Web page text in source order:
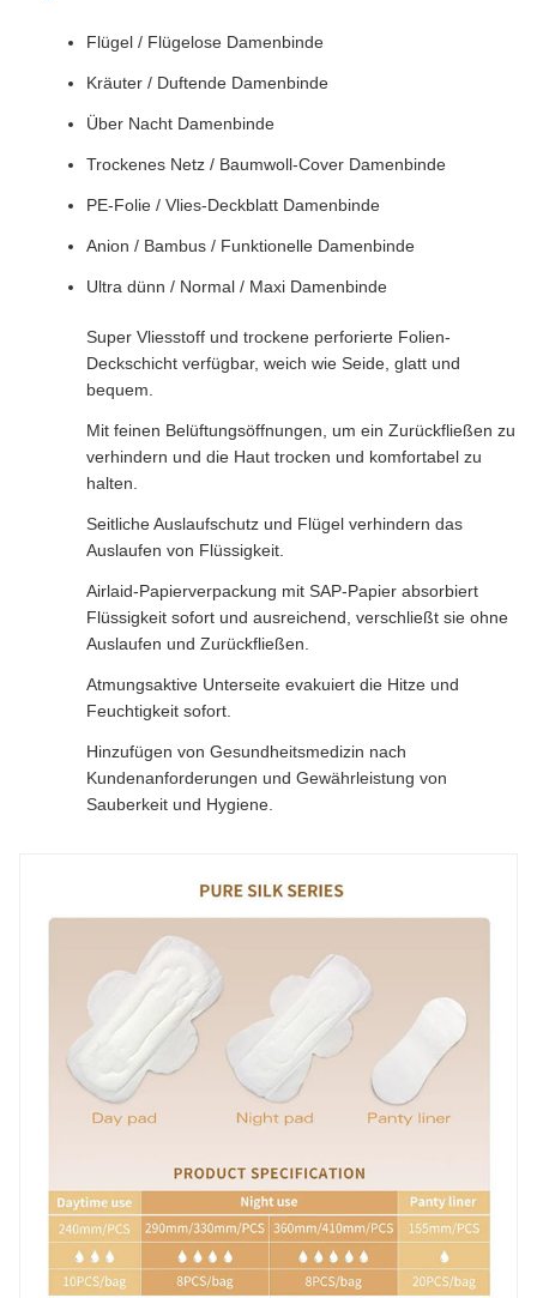
Flügel / Flügelose Damenbinde
Kräuter / Duftende Damenbinde
Über Nacht Damenbinde
Trockenes Netz / Baumwoll-Cover Damenbinde
PE-Folie / Vlies-Deckblatt Damenbinde
Anion / Bambus / Funktionelle Damenbinde
Ultra dünn / Normal / Maxi Damenbinde
Super Vliesstoff und trockene perforierte Folien-
Deckschicht verfügbar, weich wie Seide, glatt und
bequem.
Mit feinen Belüftungsöffnungen, um ein Zurückfließen zu
verhindern und die Haut trocken und komfortabel zu
halten.
Seitliche Auslaufschutz und Flügel verhindern das
Auslaufen von Flüssigkeit.
Airlaid-Papierverpackung mit SAP-Papier absorbiert
Flüssigkeit sofort und ausreichend, verschließt sie ohne
Auslaufen und Zurückfließen.
Atmungsaktive Unterseite evakuiert die Hitze und
Feuchtigkeit sofort.
Hinzufügen von Gesundheitsmedizin nach
Kundenanforderungen und Gewährleistung von
Sauberkeit und Hygiene.